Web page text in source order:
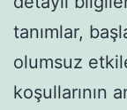
tanımlar,
olumsuz
koşullarının